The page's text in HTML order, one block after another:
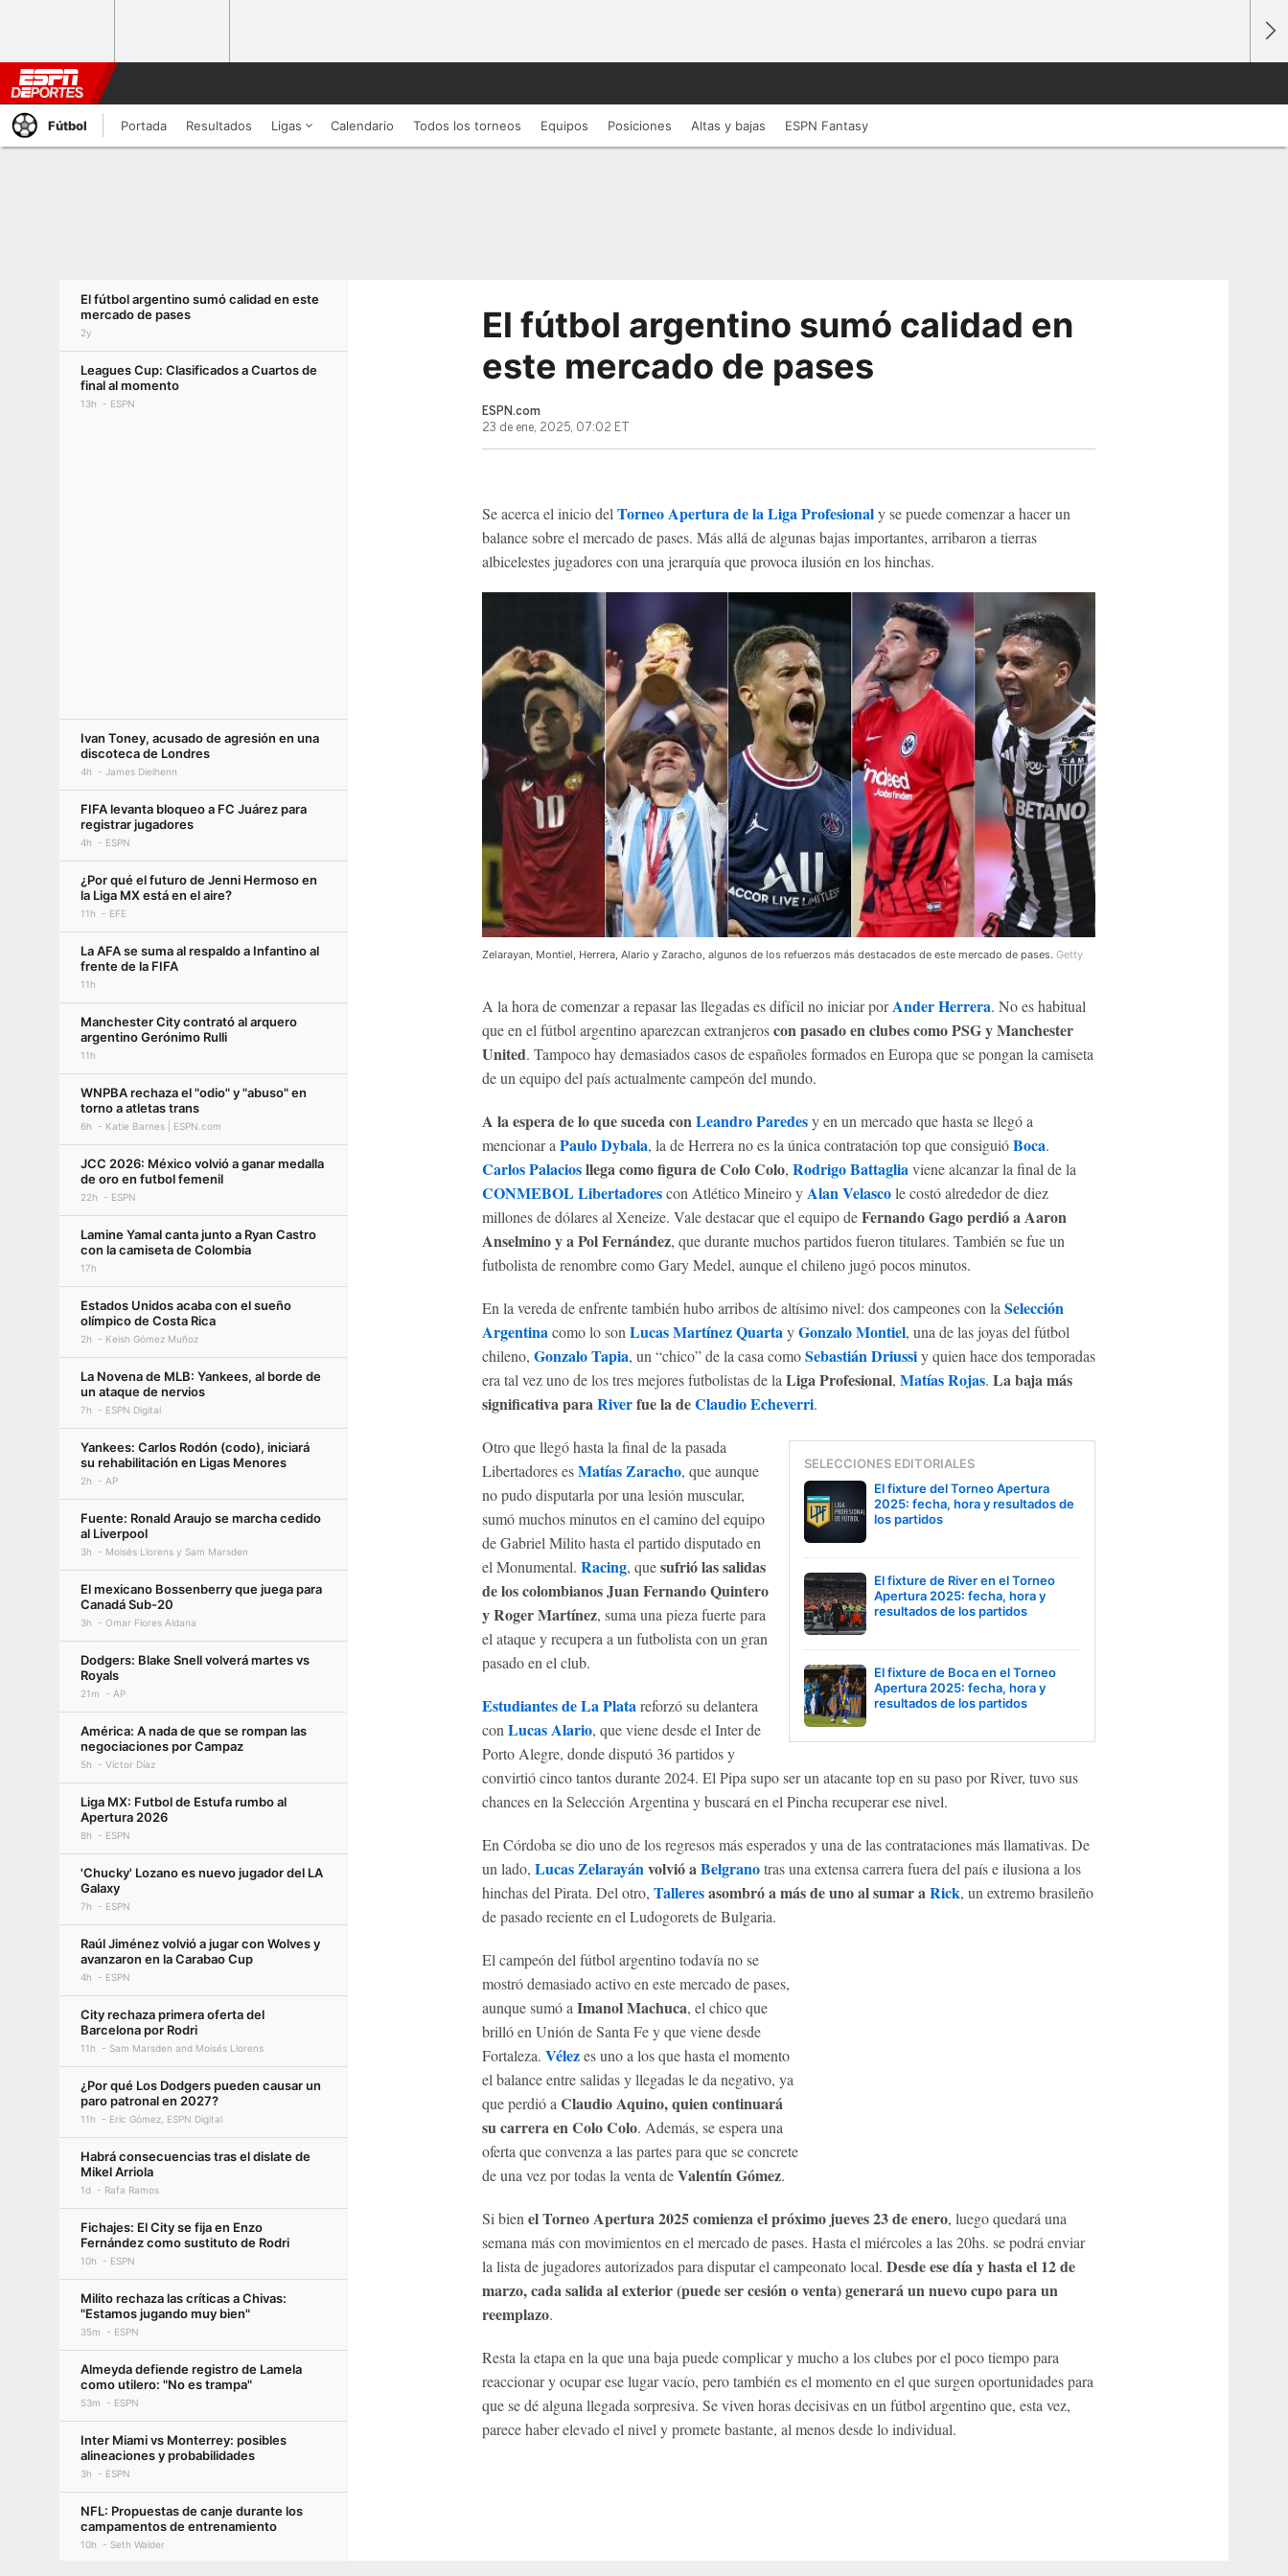
Fútbol Portada Resultados Ligas Calendario Todos los torneos Equipos Posiciones Altas y bajas ESPN Fantasy
El fútbol argentino sumó calidad en este
mercado de pases
2y
Leagues Cup: Clasificados a Cuartos de
final al momento
13h ESPN
Ivan Toney, acusado de agresión en una
discoteca de Londres
4h James Dielhenn
FIFA levanta bloqueo a FC Juárez para
registrar jugadores
4h ESPN
¿Por qué el futuro de Jenni Hermoso en
la Liga MX está en el aire?
11h EFE
La AFA se suma al respaldo a Infantino al
frente de la FIFA
11h
Manchester City contrató al arquero
argentino Gerónimo Rulli
11h
WNPBA rechaza el "odio" y "abuso" en
torno a atletas trans
6h Katie Barnes | ESPN.com
JCC 2026: México volvió a ganar medalla
de oro en futbol femenil
22h ESPN
Lamine Yamal canta junto a Ryan Castro
con la camiseta de Colombia
17h
Estados Unidos acaba con el sueño
olímpico de Costa Rica
2h Keish Gómez Muñoz
La Novena de MLB: Yankees, al borde de
un ataque de nervios
7h ESPN Digital
Yankees: Carlos Rodón (codo), iniciará
su rehabilitación en Ligas Menores
2h AP
Fuente: Ronald Araujo se marcha cedido
al Liverpool
3h Moisés Llorens y Sam Marsden
El mexicano Bossenberry que juega para
Canadá Sub-20
3h Omar Flores Aldana
Dodgers: Blake Snell volverá martes vs
Royals
21m AP
América: A nada de que se rompan las
negociaciones por Campaz
5h Víctor Díaz
Liga MX: Futbol de Estufa rumbo al
Apertura 2026
8h ESPN
'Chucky' Lozano es nuevo jugador del LA
Galaxy
7h ESPN
Raúl Jiménez volvió a jugar con Wolves y
avanzaron en la Carabao Cup
4h ESPN
City rechaza primera oferta del
Barcelona por Rodri
11h Sam Marsden and Moisés Llorens
¿Por qué Los Dodgers pueden causar un
paro patronal en 2027?
11h Eric Gómez, ESPN Digital
Habrá consecuencias tras el dislate de
Mikel Arriola
1d Rafa Ramos
Fichajes: El City se fija en Enzo
Fernández como sustituto de Rodri
10h ESPN
Milito rechaza las críticas a Chivas:
"Estamos jugando muy bien"
35m ESPN
Almeyda defiende registro de Lamela
como utilero: "No es trampa"
53m ESPN
Inter Miami vs Monterrey: posibles
alineaciones y probabilidades
3h ESPN
NFL: Propuestas de canje durante los
campamentos de entrenamiento
10h Seth Walder
El fútbol argentino sumó calidad en
este mercado de pases
ESPN.com
23 de ene, 2025, 07:02 ET
Se acerca el inicio del Torneo Apertura de la Liga Profesional y se puede comenzar a hacer un
balance sobre el mercado de pases. Más allá de algunas bajas importantes, arribaron a tierras
albicelestes jugadores con una jerarquía que provoca ilusión en los hinchas.
Zelarayan, Montiel, Herrera, Alario y Zaracho, algunos de los refuerzos más destacados de este mercado de pases. Getty
A la hora de comenzar a repasar las llegadas es difícil no iniciar porAnder Herrera. No es habitual
que en el fútbol argentino aparezcan extranjeroscon pasado en clubes como PSG y Manchester
United. Tampoco hay demasiados casos de españoles formados en Europa que se pongan la camiseta
de un equipo del país actualmente campeón del mundo.
A la espera de lo que suceda conLeandro Paredesy en un mercado que hasta se llegó a
mencionar aPaulo Dybala, la de Herrera no es la única contratación top que consiguióBoca.
Carlos Palaciosllega como figura de Colo Colo, Rodrigo Battagliaviene alcanzar la final de la
CONMEBOL Libertadorescon Atlético Mineiro yAlan Velascole costó alrededor de diez
millones de dólares al Xeneize. Vale destacar que el equipo deFernando Gago perdió a Aaron
Anselmino y a Pol Fernández, que durante muchos partidos fueron titulares. También se fue un
futbolista de renombre como Gary Medel, aunque el chileno jugó pocos minutos.
En la vereda de enfrente también hubo arribos de altísimo nivel: dos campeones con laSelección
Argentinacomo lo son Lucas Martínez QuartayGonzalo Montiel, una de las joyas del fútbol
chileno, Gonzalo Tapia, un “chico” de la casa comoSebastián Driussiy quien hace dos temporadas
era tal vez uno de los tres mejores futbolistas de laLiga Profesional, Matías Rojas. La baja más
significativa paraRiverfue la deClaudio Echeverri.
SELECCIONES EDITORIALES
El fixture del Torneo Apertura
2025: fecha, hora y resultados de
los partidos
El fixture de River en el Torneo
Apertura 2025: fecha, hora y
resultados de los partidos
El fixture de Boca en el Torneo
Apertura 2025: fecha, hora y
resultados de los partidos
Otro que llegó hasta la final de la pasada
Libertadores esMatías Zaracho, que aunque
no pudo disputarla por una lesión muscular,
sumó muchos minutos en el camino del equipo
de Gabriel Milito hasta el partido disputado en
el Monumental. Racing, quesufrió las salidas
de los colombianos Juan Fernando Quintero
y Roger Martínez, suma una pieza fuerte para
el ataque y recupera a un futbolista con un gran
pasado en el club.
Estudiantes de La Platareforzó su delantera
conLucas Alario, que viene desde el Inter de
Porto Alegre, donde disputó 36 partidos y
convirtió cinco tantos durante 2024. El Pipa supo ser un atacante top en su paso por River, tuvo sus
chances en la Selección Argentina y buscará en el Pincha recuperar ese nivel.
En Córdoba se dio uno de los regresos más esperados y una de las contrataciones más llamativas. De
un lado, Lucas Zelarayánvolvió aBelgranotras una extensa carrera fuera del país e ilusiona a los
hinchas del Pirata. Del otro, Talleresasombró a más de uno al sumar aRick, un extremo brasileño
de pasado reciente en el Ludogorets de Bulgaria.
El campeón del fútbol argentino todavía no se
mostró demasiado activo en este mercado de pases,
aunque sumó aImanol Machuca, el chico que
brilló en Unión de Santa Fe y que viene desde
Fortaleza. Vélezes uno a los que hasta el momento
el balance entre salidas y llegadas le da negativo, ya
que perdió aClaudio Aquino, quien continuará
su carrera en Colo Colo. Además, se espera una
oferta que convenza a las partes para que se concrete
de una vez por todas la venta deValentín Gómez.
Si bienel Torneo Apertura 2025 comienza el próximo jueves 23 de enero, luego quedará una
semana más con movimientos en el mercado de pases. Hasta el miércoles a las 20hs. se podrá enviar
la lista de jugadores autorizados para disputar el campeonato local. Desde ese día y hasta el 12 de
marzo, cada salida al exterior (puede ser cesión o venta) generará un nuevo cupo para un
reemplazo.
Resta la etapa en la que una baja puede complicar y mucho a los clubes por el poco tiempo para
reaccionar y ocupar ese lugar vacío, pero también es el momento en el que surgen oportunidades para
que se dé alguna llegada sorpresiva. Se viven horas decisivas en un fútbol argentino que, esta vez,
parece haber elevado el nivel y promete bastante, al menos desde lo individual.